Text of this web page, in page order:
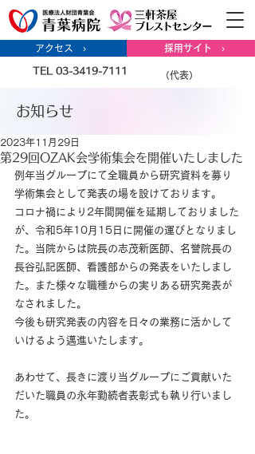
アクセス › 採用サイト ›
TEL 03-3419-7111 （代表）
お知らせ
第29回OZAK会学術集会を開催いたしました
2023年11月29日
例年当グループにて全職員から研究資料を募り
学術集会として発表の場を設けております。
コロナ禍により2年間開催を延期しておりました
が、令和5年10月15日に開催の運びとなりまし
た。当院からは院長の志茂新医師、名誉院長の
長谷弘記医師、看護部からの発表をいたしまし
た。また様々な職種からの実りある研究発表が
なされました。
今後も研究発表の内容を日々の業務に活かして
いけるよう邁進いたします。
あわせて、長きに渡り当グループにご貢献いた
だいた職員の永年勤続者表彰式も執り行いまし
た。